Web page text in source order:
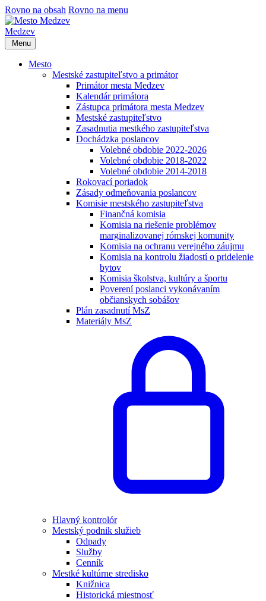
Rovno na obsah Rovno na menu
Medzev
Menu
Mesto
Mestské zastupiteľstvo a primátor
Primátor mesta Medzev
Kalendár primátora
Zástupca primátora mesta Medzev
Mestské zastupiteľstvo
Zasadnutia mestkého zastupiteľstva
Dochádzka poslancov
Volebné obdobie 2022-2026
Volebné obdobie 2018-2022
Volebné obdobie 2014-2018
Rokovací poriadok
Zásady odmeňovania poslancov
Komisie mestského zastupiteľstva
Finančná komisia
Komisia na riešenie problémov
marginalizovanej rómskej komunity
Komisia na ochranu verejného záujmu
Komisia na kontrolu žiadostí o pridelenie
bytov
Komisia školstva, kultúry a športu
Poverení poslanci vykonávaním
občianskych sobášov
Plán zasadnutí MsZ
Materiály MsZ
Hlavný kontrolór
Mestský podnik služieb
Odpady
Služby
Cenník
Mestké kultúrne stredisko
Knižnica
Historická miestnosť